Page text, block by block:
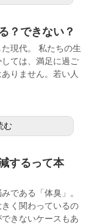
？できない？
現代。 私たちの生
ては、満足に過ご
りません。若い人
む
するって本
である「体臭」。
く関わっているの
きないケースもあ